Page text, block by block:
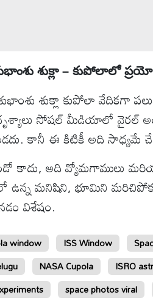
శుక్లా – కుపోలాలో
శుక్లా కుపోలా వేదికగా
సోషల్ మీడియాలో వైరల్
కానీ ఈ కిటికీ అది సాధ్యమే
కాదు, అది వ్యోమగాములు
ఉన్న మనిషిని, భూమిని
విశేషం.
window ISS Window
NASA Cupola
ISRO
space photos viral